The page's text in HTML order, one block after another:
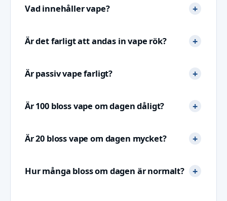
Vad innehåller vape?
Är det farligt att andas in vape rök?
Är passiv vape farligt?
Är 100 bloss vape om dagen dåligt?
Är 20 bloss vape om dagen mycket?
Hur många bloss om dagen är normalt?